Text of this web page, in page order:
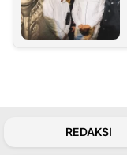
REDAKSI